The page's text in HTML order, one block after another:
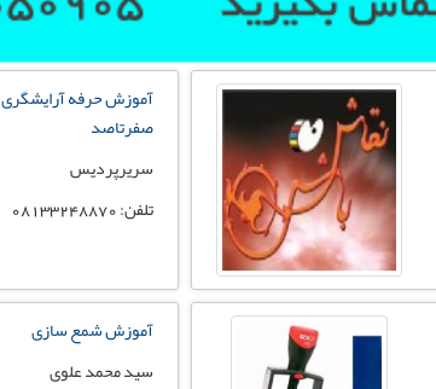
آموزش حرفه آرایشگری
صفرتاصد
سریرپردیس
تلفن: 08133248870
آموزش شمع سازی
سید محمد علوی